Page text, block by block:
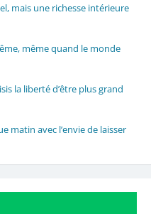
mais une richesse intérieure
même quand le monde
la liberté d’être plus grand
matin avec l’envie de laisser